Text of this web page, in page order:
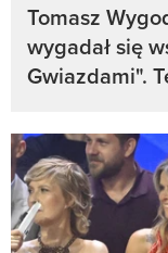
Tomasz
wygadał się
Gwiazdami".